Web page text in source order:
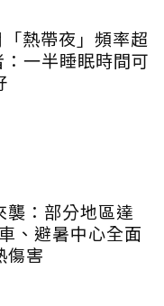
熱帶夜」頻率超
一半睡眠時間可
襲：部分地區達
、避暑中心全面
傷害